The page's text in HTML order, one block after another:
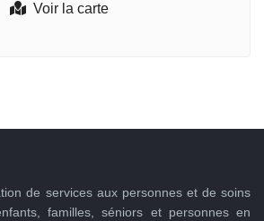
Voir la carte
de services aux personnes et de soins
familles, séniors et personnes en